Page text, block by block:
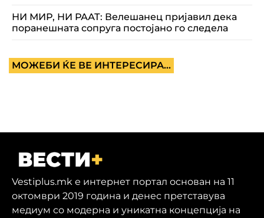
НИ МИР, НИ РААТ: Велешанец пријавил дека
поранешната сопруга постојано го следела
МОЖЕБИ ЌЕ ВЕ ИНТЕРЕСИРА...
Vestiplus.mk е интернет портал основан на 11
октомври 2019 година и денес претставува
медиум со модерна и уникатна концепција на